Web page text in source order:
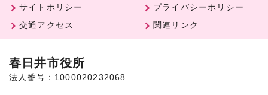
サイトポリシー
プライバシーポリシー
交通アクセス
関連リンク
春日井市役所
法人番号：1000020232068